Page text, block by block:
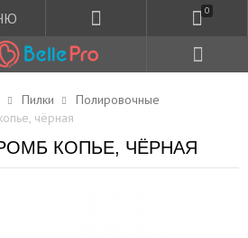
0
Пилки
Полировочные
чёрная
КОПЬЕ, ЧЁРНАЯ